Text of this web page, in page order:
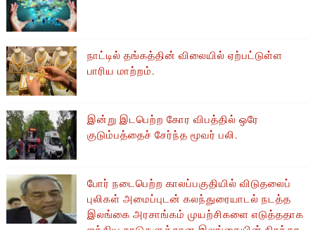
நாட்டில் தங்கத்தின் விலையில் ஏற்பட்டுள்ள
பாரிய மாற்றம்.
இன்று இடபெற்ற கோர விபத்தில் ஒரே
குடும்பத்தைச் சேர்ந்த மூவர் பலி.
போர் நடைபெற்ற காலப்பகுதியில் ​​விடுதலைப்
புலிகள் அமைப்புடன் கலந்துரையாடல் நடத்த
இலங்கை அரசாங்கம் முயற்சிகளை எடுத்ததாக